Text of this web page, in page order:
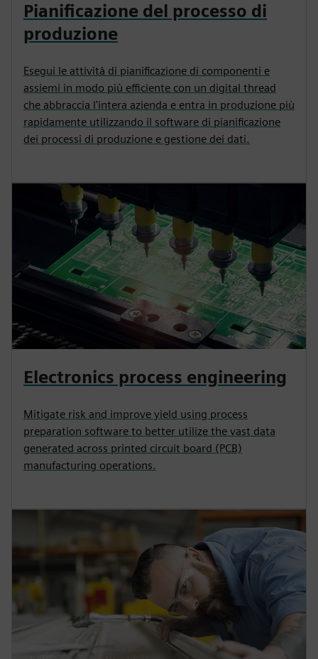
Pianificazione del processo di
produzione
Esegui le attività di pianificazione di componenti e
assiemi in modo più efficiente con un digital thread
che abbraccia l'intera azienda e entra in produzione più
rapidamente utilizzando il software di pianificazione
dei processi di produzione e gestione dei dati.
Electronics process engineering
Mitigate risk and improve yield using process
preparation software to better utilize the vast data
generated across printed circuit board (PCB)
manufacturing operations.